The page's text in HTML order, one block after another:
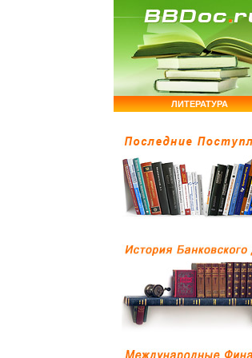
ЛИТЕРАТУРА